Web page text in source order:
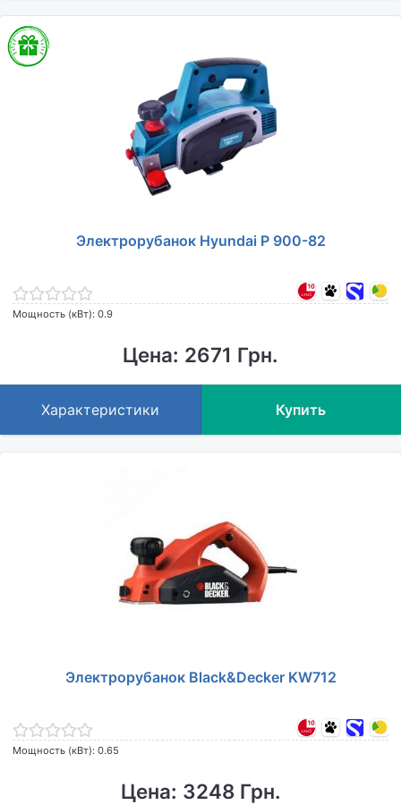
Электрорубанок Hyundai P 900-82
Мощность (кВт): 0.9
Цена: 2671 Грн.
Характеристики Купить
Электрорубанок Black&Decker KW712
Мощность (кВт): 0.65
Цена: 3248 Грн.